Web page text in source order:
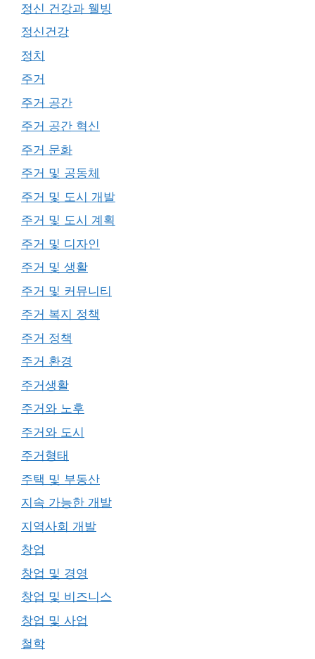
정신 건강과 웰빙
정신건강
정치
주거
주거 공간
주거 공간 혁신
주거 문화
주거 및 공동체
주거 및 도시 개발
주거 및 도시 계획
주거 및 디자인
주거 및 생활
주거 및 커뮤니티
주거 복지 정책
주거 정책
주거 환경
주거생활
주거와 노후
주거와 도시
주거형태
주택 및 부동산
지속 가능한 개발
지역사회 개발
창업
창업 및 경영
창업 및 비즈니스
창업 및 사업
철학